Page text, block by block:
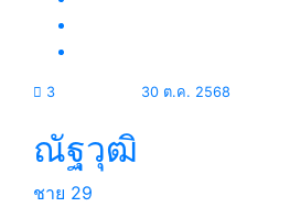
3 30 ต.ค. 2568
ณัฐวุฒิ
ชาย 29